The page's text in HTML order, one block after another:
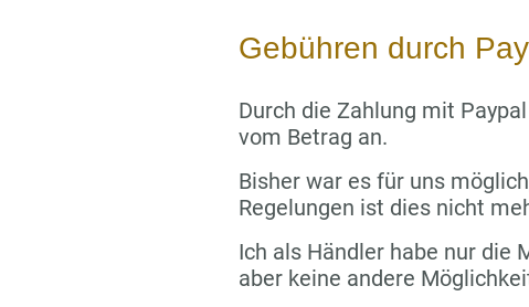
Gebühren durch
Durch die Zahlung mit
vom Betrag an.
Bisher war es für uns
Regelungen ist dies nicht
Ich als Händler habe nur die
aber keine andere